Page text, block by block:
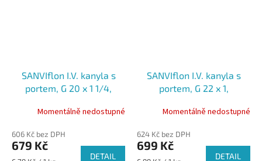
SANVIflon I.V. kanyla s
portem, G 20 x 1 1/4,
sterilní, růžová, 100ks
Momentálně nedostupné
606 Kč bez DPH
679 Kč
DETAIL
SANVIflon I.V. kanyla s
portem, G 22 x 1,
sterilní, modrá, 100ks
Momentálně nedostupné
624 Kč bez DPH
699 Kč
DETAIL